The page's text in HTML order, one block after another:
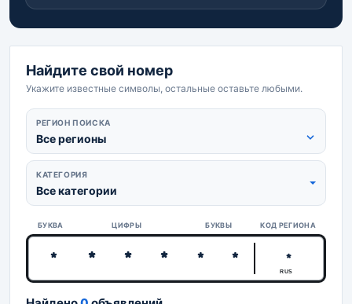
Найдите свой номер
Укажите известные символы, остальные оставьте любыми.
РЕГИОН ПОИСКА
Все регионы
КАТЕГОРИЯ
Все категории
БУКВА ЦИФРЫ БУКВЫ КОД РЕГИОНА
RUS